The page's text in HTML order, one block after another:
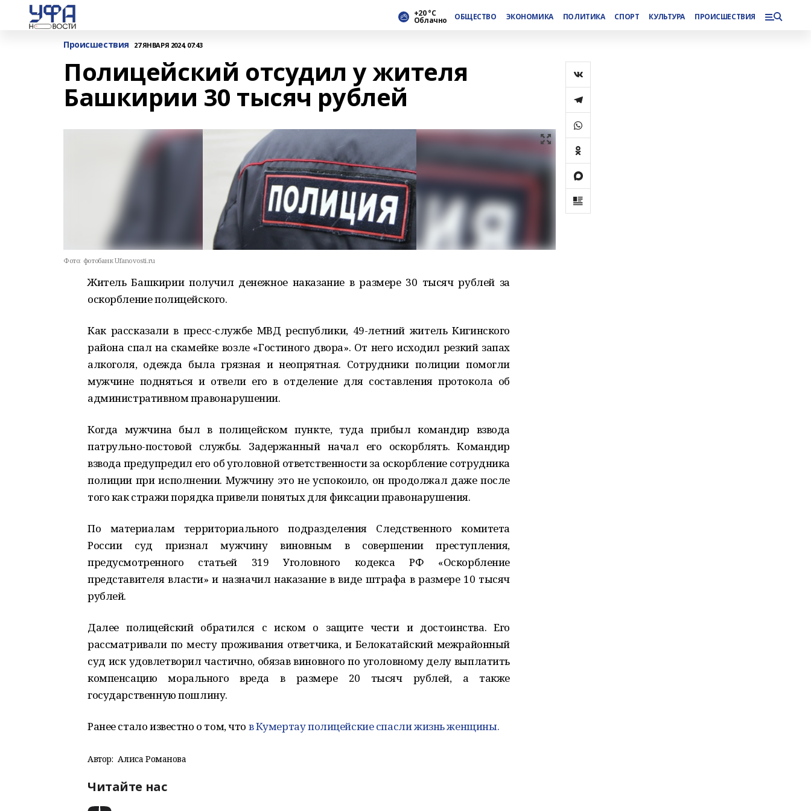
+20 °С
Облачно ОБЩЕСТВО ЭКОНОМИКА ПОЛИТИКА СПОРТ КУЛЬТУРА ПРОИСШЕСТВИЯ
Происшествия 27 ЯНВАРЯ 2024, 07:43
Полицейский отсудил у жителя
Башкирии 30 тысяч рублей
Фото: фотобанк Ufanovosti.ru
Житель Башкирии получил денежное наказание в размере 30 тысяч рублей за
оскорбление полицейского.
Как рассказали в пресс-службе МВД республики, 49-летний житель Кигинского
района спал на скамейке возле «Гостиного двора». От него исходил резкий запах
алкоголя, одежда была грязная и неопрятная. Сотрудники полиции помогли
мужчине подняться и отвели его в отделение для составления протокола об
административном правонарушении.
Когда мужчина был в полицейском пункте, туда прибыл командир взвода
патрульно-постовой службы. Задержанный начал его оскорблять. Командир
взвода предупредил его об уголовной ответственности за оскорбление сотрудника
полиции при исполнении. Мужчину это не успокоило, он продолжал даже после
того как стражи порядка привели понятых для фиксации правонарушения.
По материалам территориального подразделения Следственного комитета
России суд признал мужчину виновным в совершении преступления,
предусмотренного статьей 319 Уголовного кодекса РФ «Оскорбление
представителя власти» и назначил наказание в виде штрафа в размере 10 тысяч
рублей.
Далее полицейский обратился с иском о защите чести и достоинства. Его
рассматривали по месту проживания ответчика, и Белокатайский межрайонный
суд иск удовлетворил частично, обязав виновного по уголовному делу выплатить
компенсацию морального вреда в размере 20 тысяч рублей, а также
государственную пошлину.
Ранее стало известно о том, что в Кумертау полицейские спасли жизнь женщины.
Автор: Алиса Романова
Читайте нас